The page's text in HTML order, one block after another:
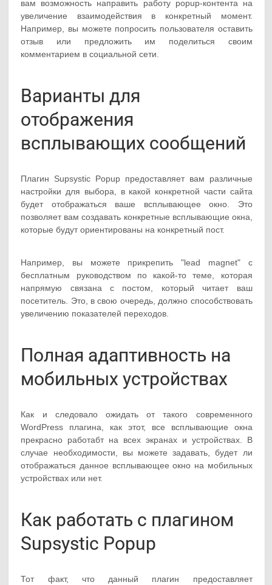
вам возможность направить работу popup-контента на
увеличение взаимодействия в конкретный момент.
Например, вы можете попросить пользователя оставить
отзыв или предложить им поделиться своим
комментарием в социальной сети.
Варианты для
отображения
всплывающих сообщений
Плагин Supsystic Popup предоставляет вам различные
настройки для выбора, в какой конкретной части сайта
будет отображаться ваше всплывающее окно. Это
позволяет вам создавать конкретные всплывающие окна,
которые будут ориентированы на конкретный пост.
Например, вы можете прикрепить "lead magnet" с
бесплатным руководством по какой-то теме, которая
напрямую связана с постом, который читает ваш
посетитель. Это, в свою очередь, должно способствовать
увеличению показателей переходов.
Полная адаптивность на
мобильных устройствах
Как и следовало ожидать от такого современного
WordPress плагина, как этот, все всплывающие окна
прекрасно работабт на всех экранах и устройствах. В
случае необходимости, вы можете задавать, будет ли
отображаться данное всплывающее окно на мобильных
устройствах или нет.
Как работать с плагином
Supsystic Popup
Тот факт, что данный плагин предоставляет